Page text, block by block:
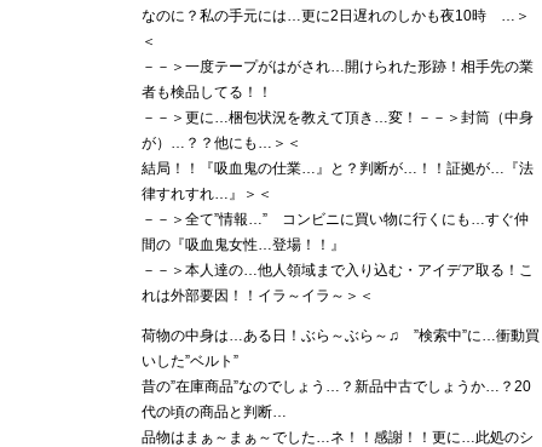
なのに？私の手元には…更に2日遅れのしかも夜10時 …＞
＜
－－＞一度テープがはがされ…開けられた形跡！相手先の業
者も検品してる！！
－－＞更に…梱包状況を教えて頂き…変！－－＞封筒（中身
が）…？？他にも…＞＜
結局！！『吸血鬼の仕業…』と？判断が…！！証拠が…『法
律すれすれ…』＞＜
－－＞全て”情報…” コンビニに買い物に行くにも…すぐ仲
間の『吸血鬼女性…登場！！』
－－＞本人達の…他人領域まで入り込む・アイデア取る！こ
れは外部要因！！イラ～イラ～＞＜
荷物の中身は…ある日！ぶら～ぶら～♫ ”検索中”に…衝動買
いした”ベルト”
昔の”在庫商品”なのでしょう…？新品中古でしょうか…？20
代の頃の商品と判断…
品物はまぁ～まぁ～でした…ネ！！感謝！！更に…此処のシ